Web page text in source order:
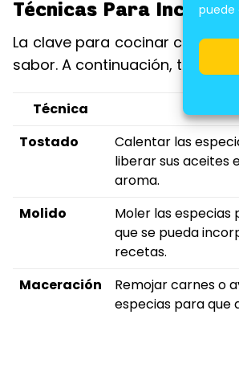
puede
Técnicas Para
La clave para cocinar con
sabor. A continuación, te
Técnica
Tostado
Calentar las
liberar sus aceites
aroma.
Molido
Moler las
que se pueda
recetas.
Maceración
Remojar carnes o
especias para que